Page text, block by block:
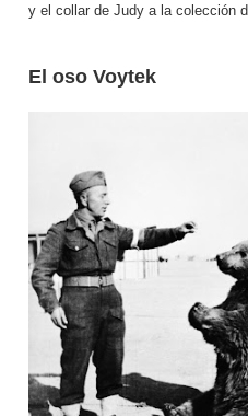
y el collar de Judy a la colección
El oso Voytek